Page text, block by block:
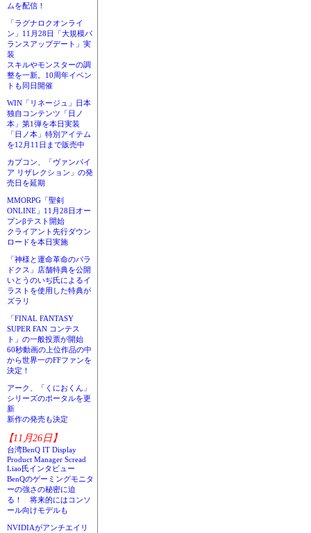
ムを配信！
「ラグナロクオンライ
ン」11月28日「大規模バ
ランスアップデート」実
装
スキルやモンスターの調
整を一新。10周年イベン
トも同日開催
WIN「リネージュ」日本
独自コンテンツ「日ノ
本」第1弾を本日実装
「日ノ本」特別アイテム
を12月11日まで販売中
カプコン、「ヴァンパイ
ア リザレクション」の発
売日を延期
MMORPG「聖剣
ONLINE」11月28日オー
プンβテスト開始
クライアント先行ダウン
ロードを本日実施
「神様と運命革命のパラ
ドクス」店舗特典を公開
いとうのいぢ氏によるイ
ラストを使用した特典が
ズラリ
「FINAL FANTASY
SUPER FAN コンテス
ト」の一般投票が開始
60秒動画の上位作品の中
から世界一のFFファンを
決定！
アーク、「くにおくん」
シリーズのポータルを更
新
新作の発売も決定
【11月26日】
台湾BenQ IT Display
Product Manager Scread
Liao氏インタビュー
BenQのゲーミングモニタ
ーの強さの秘密に迫
る！ 将来的にはコンソ
ール向けモデルも
NVIDIAがアンチエイリ